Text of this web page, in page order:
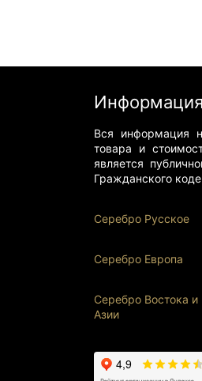
Вся информация
товара и
является
Гражданского
Серебро Русское
Серебро Европа
Серебро Востока и
Азии